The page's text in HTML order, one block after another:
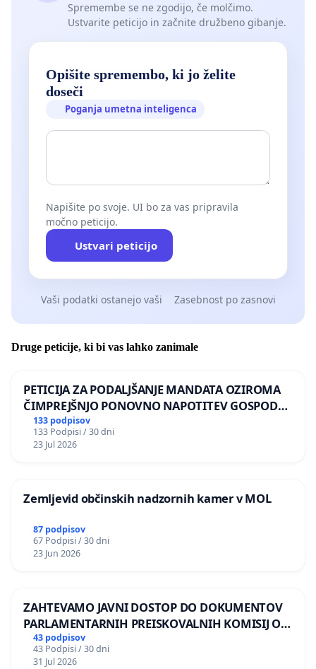
Spremembe se ne zgodijo, če molčimo.
Ustvarite peticijo in začnite družbeno gibanje.
Opišite spremembo, ki jo želite
doseči
Poganja umetna inteligenca
Napišite po svoje. UI bo za vas pripravila
močno peticijo.
Ustvari peticijo
Vaši podatki ostanejo vaši Zasebnost po zasnovi
Druge peticije, ki bi vas lahko zanimale
PETICIJA ZA PODALJŠANJE MANDATA OZIROMA
ČIMPREJŠNJO PONOVNO NAPOTITEV GOSPODA
BERNARDA ŠRAJNERJA NA VELEPOSLANIŠTVO
REPUBLIKE SLOVENIJE V MOSKVI
133 podpisov
133 Podpisi / 30 dni
23 Jul 2026
Zemljevid občinskih nadzornih kamer v MOL
87 podpisov
67 Podpisi / 30 dni
23 Jun 2026
ZAHTEVAMO JAVNI DOSTOP DO DOKUMENTOV
PARLAMENTARNIH PREISKOVALNIH KOMISIJ O
ILEGALNI TRGOVINI Z OROŽJEM
43 podpisov
43 Podpisi / 30 dni
31 Jul 2026